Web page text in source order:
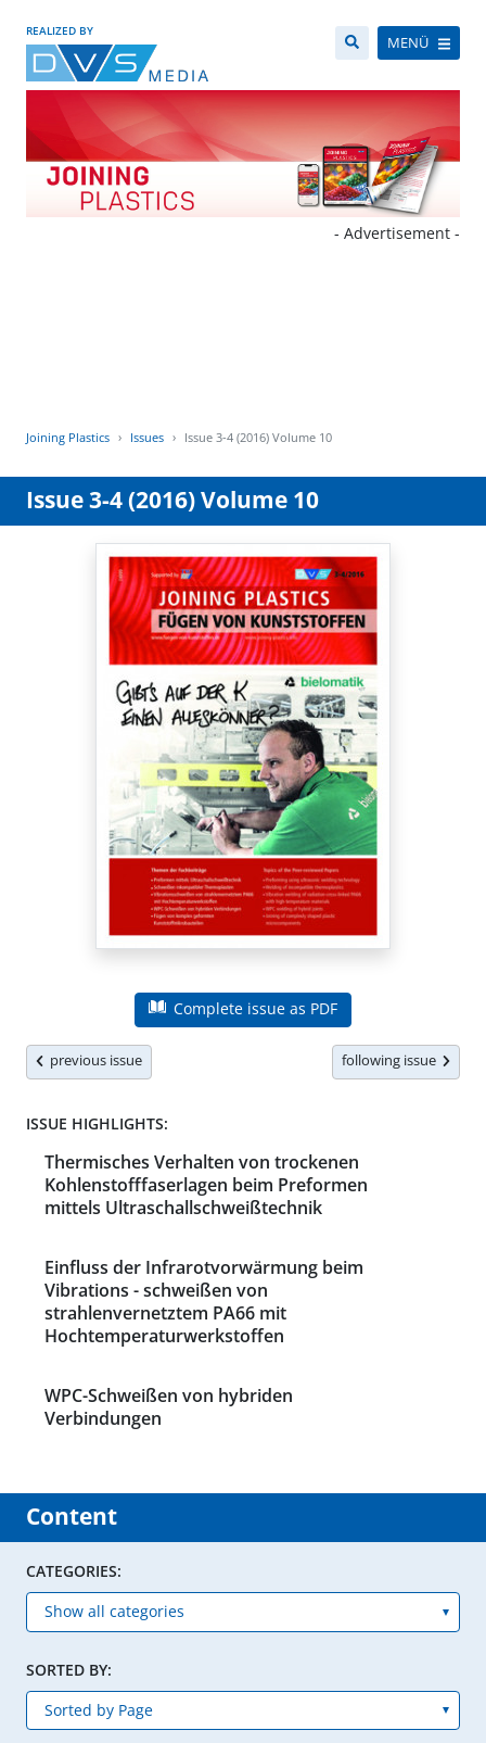
REALIZED BY
MENÜ
- Advertisement -
Joining Plastics Issues Issue 3-4 (2016) Volume 10
Issue 3-4 (2016) Volume 10
Complete issue as PDF
previous issue following issue
ISSUE HIGHLIGHTS:
Thermisches Verhalten von trockenen
Kohlenstofffaserlagen beim Preformen
mittels Ultraschallschweißtechnik
Einfluss der Infrarotvorwärmung beim
Vibrations - schweißen von
strahlenvernetztem PA66 mit
Hochtemperaturwerkstoffen
WPC-Schweißen von hybriden
Verbindungen
Content
CATEGORIES:
SORTED BY: